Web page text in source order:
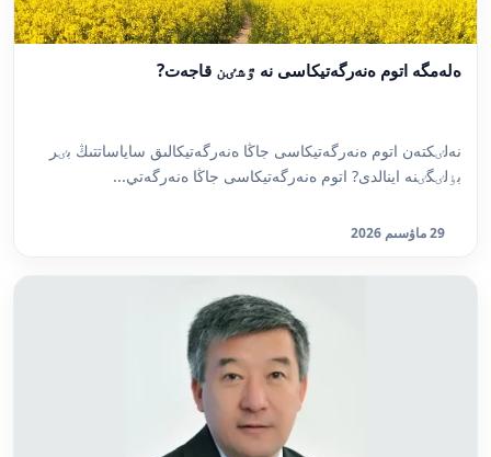
ەلەمگە اتوم ەنەرگەتيكاسى نە ٷشٸن قاجەت?
نەلٸكتەن اتوم ەنەرگەتيكاسى جاڭا ەنەرگەتيكالىق ساياساتتىڭ بٸر
بٶلٸگٸنە اينالدى? اتوم ەنەرگەتيكاسى جاڭا ەنەرگەتي...
29 ماۋسىم 2026